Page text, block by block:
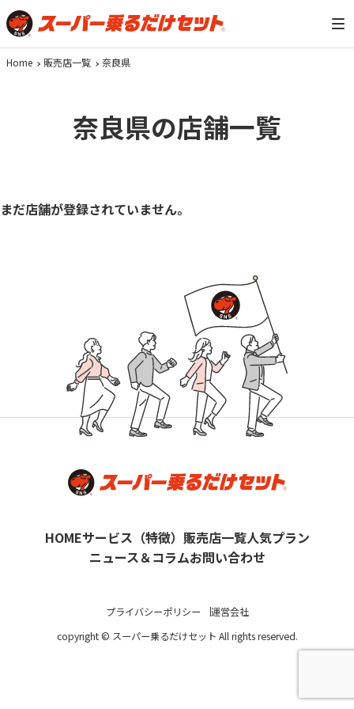
Home 販売店一覧 奈良県
奈良県の店舗一覧
まだ店舗が登録されていません。
HOMEサービス（特徴） 販売店一覧人気プラン
ニュース＆コラムお問い合わせ
プライバシーポリシー
運営会社
copyright © スーパー乗るだけセット All rights reserved.